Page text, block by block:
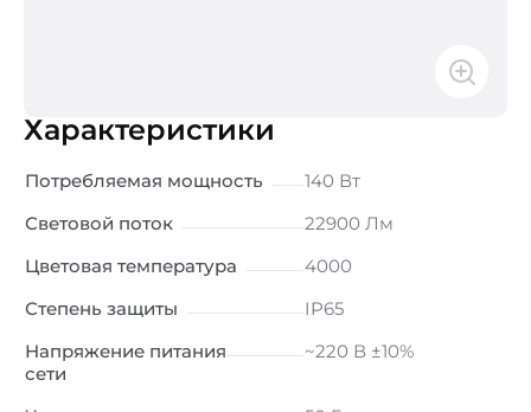
Характеристики
Потребляемая мощность
140 Вт
Световой поток
22900 Лм
Цветовая температура
4000
Степень защиты
IP65
Напряжение питания
сети
~220 В ±10%